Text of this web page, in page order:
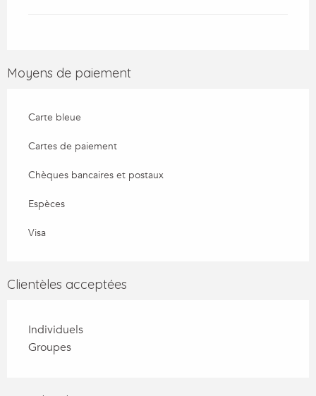
Moyens de paiement
Carte bleue
Cartes de paiement
Chèques bancaires et postaux
Espèces
Visa
Clientèles acceptées
Individuels
Groupes